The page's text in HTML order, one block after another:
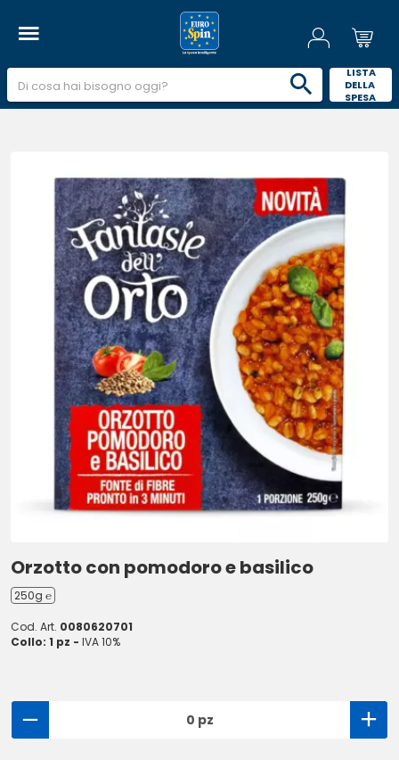
LISTA
DELLA
SPESA
Orzotto con pomodoro e basilico
250g ℮
Cod. Art. 0080620701
Collo: 1 pz - IVA 10%
0 pz